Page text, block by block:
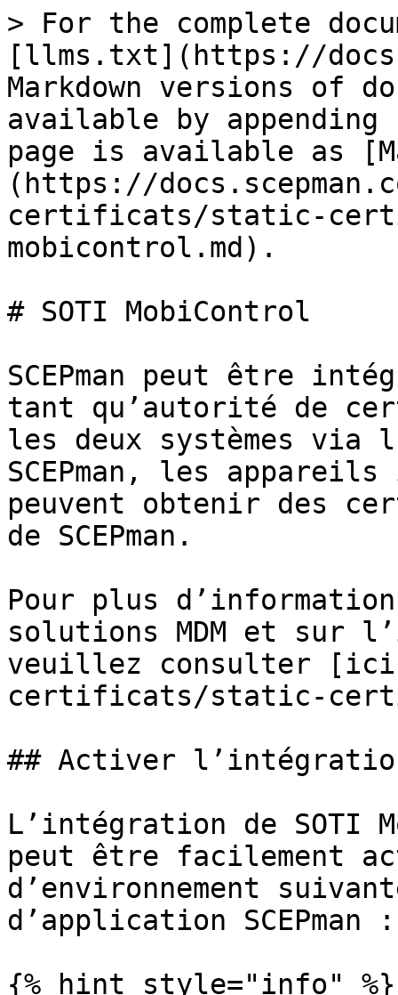
> For the complete
[llms.txt](https://
Markdown versions of
available by
page is available as
(https://
certificats/static-
mobicontrol.md).
# SOTI MobiControl
SCEPman peut être
tant qu’autorité de
les deux systèmes via
SCEPman, les
peuvent obtenir des
de SCEPman.
Pour plus
solutions MDM et sur
veuillez consulter
certificats/static-
## Activer
L’intégration de SOTI
peut être facilement
d’environnement
d’application SCEPman :
{% hint style="info" %}